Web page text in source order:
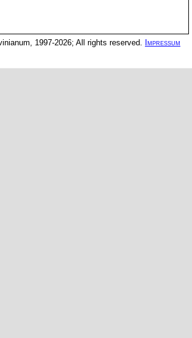
1997-2026; All rights reserved. Impressum